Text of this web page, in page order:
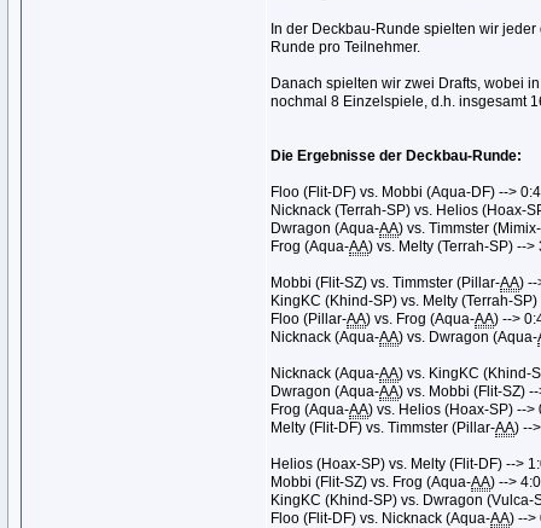
In der Deckbau-Runde spielten wir
Runde pro Teilnehmer.
Danach spielten wir zwei Drafts, wobei
nochmal 8 Einzelspiele, d.h. insgesamt
Die Ergebnisse der Deckbau-Runde:
Floo (Flit-DF) vs. Mobbi (Aqua-DF) --> 0:4
Nicknack (Terrah-SP) vs. Helios (Hoax-
Dwragon (Aqua-AA) vs. Timmster
Frog (Aqua-AA) vs. Melty (Terrah-SP) -->
Mobbi (Flit-SZ) vs. Timmster (Pillar-AA) --
KingKC (Khind-SP) vs. Melty (Terrah-SP)
Floo (Pillar-AA) vs. Frog (Aqua-AA) -->
Nicknack (Aqua-AA) vs. Dwragon (Aqua-
Nicknack (Aqua-AA) vs. KingKC (Khind-
Dwragon (Aqua-AA) vs. Mobbi (Flit-SZ)
Frog (Aqua-AA) vs. Helios (Hoax-SP) -->
Melty (Flit-DF) vs. Timmster (Pillar-AA) --
Helios (Hoax-SP) vs. Melty (Flit-DF) -->
Mobbi (Flit-SZ) vs. Frog (Aqua-AA) --> 4:0
KingKC (Khind-SP) vs. Dwragon (Vulca-
Floo (Flit-DF) vs. Nicknack (Aqua-AA) -->